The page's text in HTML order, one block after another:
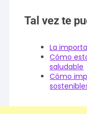
Tal vez te
La
Cómo
saludable
Cómo